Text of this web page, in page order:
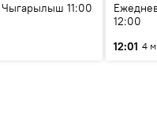
11:00
12:00
12:01 4